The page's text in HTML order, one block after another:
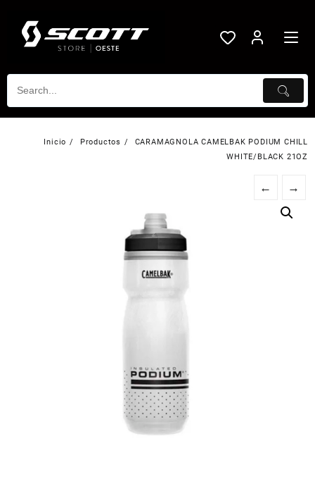
contenido
Inicio Productos
CARAMAGNOLA CAMELBAK PODIUM CHILL
WHITE/BLACK 21OZ
← →